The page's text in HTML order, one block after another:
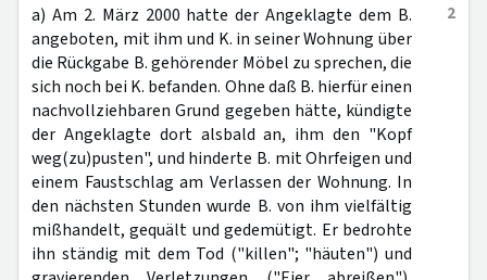
2
a) Am 2. März 2000 hatte der Angeklagte dem B.
angeboten, mit ihm und K. in seiner Wohnung über
die Rückgabe B. gehörender Möbel zu sprechen, die
sich noch bei K. befanden. Ohne daß B. hierfür einen
nachvollziehbaren Grund gegeben hätte, kündigte
der Angeklagte dort alsbald an, ihm den "Kopf
weg(zu)pusten", und hinderte B. mit Ohrfeigen und
einem Faustschlag am Verlassen der Wohnung. In
den nächsten Stunden wurde B. von ihm vielfältig
mißhandelt, gequält und gedemütigt. Er bedrohte
ihn ständig mit dem Tod ("killen"; "häuten") und